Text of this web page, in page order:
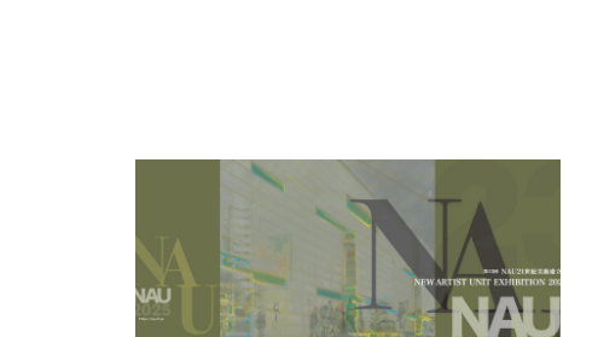
日本23回NAU21世紀美術連立展線上電子書畫冊